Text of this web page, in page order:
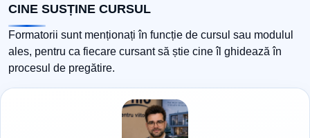
CINE SUSȚINE CURSUL
Formatorii sunt menționați în funcție de cursul sau modulul
ales, pentru ca fiecare cursant să știe cine îl ghidează în
procesul de pregătire.